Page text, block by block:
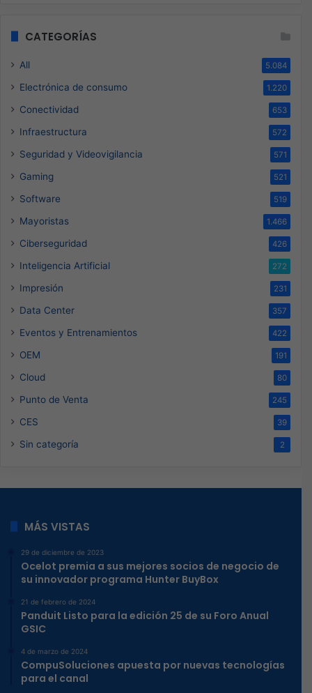
CATEGORÍAS
All 5.084
Electrónica de consumo 1.220
Conectividad 653
Infraestructura 572
Seguridad y Videovigilancia 571
Gaming 521
Software 519
Mayoristas 1.466
Ciberseguridad 426
Inteligencia Artificial 272
Impresión 231
Data Center 357
Eventos y Entrenamientos 422
OEM 191
Cloud 80
Punto de Venta 245
CES 39
Sin categoría 2
MÁS VISTAS
29 de diciembre de 2023
Ocelot premia a sus mejores socios de negocio de
su innovador programa Hunter BuyBox
21 de febrero de 2024
Panduit Listo para la edición 25 de su Foro Anual
GSIC
4 de marzo de 2024
CompuSoluciones apuesta por nuevas tecnologías
para el canal